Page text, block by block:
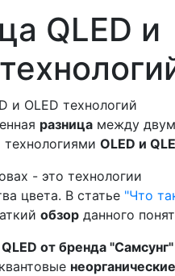
QLED и
разница между
OLED и
- это технологии
цвета. В статье "Что
обзор данного
QLED от бренда "Самсунг"
неорганические